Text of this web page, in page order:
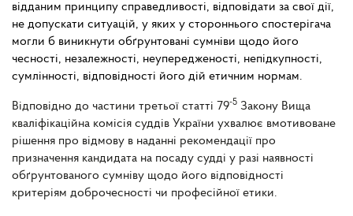
відданим принципу справедливості, відповідати за свої дії,
не допускати ситуацій, у яких у стороннього спостерігача
могли б виникнути обґрунтовані сумніви щодо його
чесності, незалежності, неупередженості, непідкупності,
сумлінності, відповідності його дій етичним нормам.
Відповідно до частини третьої статті 79-5 Закону Вища
кваліфікаційна комісія суддів України ухвалює вмотивоване
рішення про відмову в наданні рекомендації про
призначення кандидата на посаду судді у разі наявності
обґрунтованого сумніву щодо його відповідності
критеріям доброчесності чи професійної етики.